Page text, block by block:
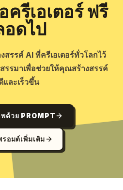
ครีเอเตอร์ ฟรี
อดไป
รรค์ AI ที่ครีเอเตอร์ทั่วโลกไว้
รรมาเพื่อช่วยให้คุณสร้างสรรค์
และเร็วขึ้น
ด้วย PROMPT
รอมต์เพิ่มเติม